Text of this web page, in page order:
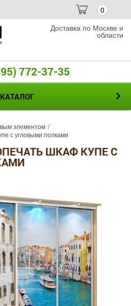
0
Доставка по Москве и
области
772-37-35
КАТАЛОГ
элементом
с угловыми полками
ШКАФ КУПЕ С